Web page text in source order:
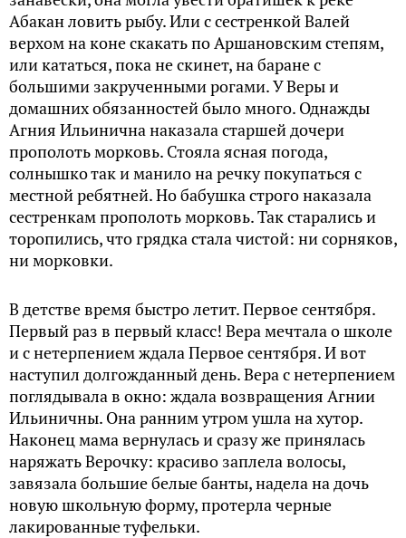
Абакан ловить рыбу. Или с сестренкой Валей
верхом на коне скакать по Аршановским степям,
или кататься, пока не скинет, на баране с
большими закрученными рогами. У Веры и
домашних обязанностей было много. Однажды
Агния Ильинична наказала старшей дочери
прополоть морковь. Стояла ясная погода,
солнышко так и манило на речку покупаться с
местной ребятней. Но бабушка строго наказала
сестренкам прополоть морковь. Так старались и
торопились, что грядка стала чистой: ни сорняков,
ни морковки.
В детстве время быстро летит. Первое сентября.
Первый раз в первый класс! Вера мечтала о школе
и с нетерпением ждала Первое сентября. И вот
наступил долгожданный день. Вера с нетерпением
поглядывала в окно: ждала возвращения Агнии
Ильиничны. Она ранним утром ушла на хутор.
Наконец мама вернулась и сразу же принялась
наряжать Верочку: красиво заплела волосы,
завязала большие белые банты, надела на дочь
новую школьную форму, протерла черные
лакированные туфельки.